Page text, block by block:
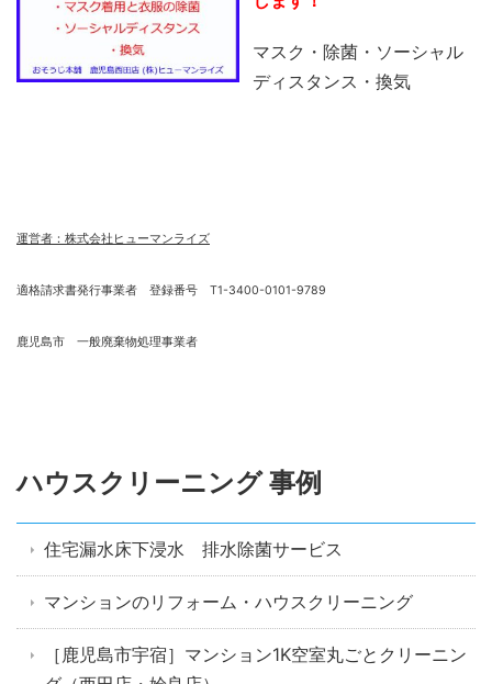
マスク・除菌・ソーシャル
ディスタンス・換気
運営者：株式会社ヒューマンライズ
適格請求書発行事業者 登録番号 T1-3400-0101-9789
鹿児島市 一般廃棄物処理事業者
ハウスクリーニング 事例
住宅漏水床下浸水 排水除菌サービス
マンションのリフォーム・ハウスクリーニング
［鹿児島市宇宿］マンション1K空室丸ごとクリーニン